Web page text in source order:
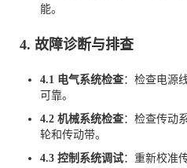
能。
4. 故障诊断与排查
4.1 电气系统检查：检查电源
可靠。
4.2 机械系统检查：检查传动
轮和传动带。
4.3 控制系统调试：重新校准